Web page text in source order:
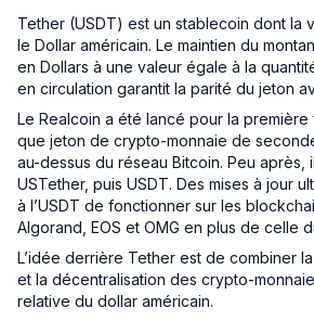
Tether (USDT) est un stablecoin dont la
le Dollar américain. Le maintien du
en Dollars à une valeur égale à la
en circulation garantit la parité du jeton
Le Realcoin a été lancé pour la première
que jeton de crypto-monnaie de
au-dessus du réseau Bitcoin. Peu après,
USTether, puis USDT. Des mises à jour
à l’USDT de fonctionner sur les
Algorand, EOS et OMG en plus de celle
L’idée derrière Tether est de combiner
et la décentralisation des crypto-
relative du dollar américain.